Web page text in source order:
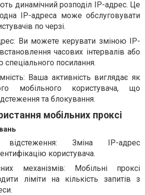
динамічний розподіл IP-адрес. Це
IP-адреса може обслуговувати
по черзі.
Ви можете керувати зміною IP-
часових інтервалів або
посилання.
Ваша активність виглядає як
мобільного користувача, що
та блокування.
мобільних проксі
відстеження: Зміна IP-адрес
користувача.
механізмів: Мобільні проксі
ліміти на кількість запитів з